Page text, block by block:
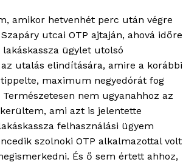
amikor hetvenhét perc után végre
utcai OTP ajtaján, ahová időre
ügylet utolsó
utalás elindítására, amire a korábbi
maximum negyedórát fog
Természetesen nem ugyanahhoz az
ami azt is jelentette
felhasználási ügyem
szolnoki OTP alkalmazottal volt
És ő sem értett ahhoz,